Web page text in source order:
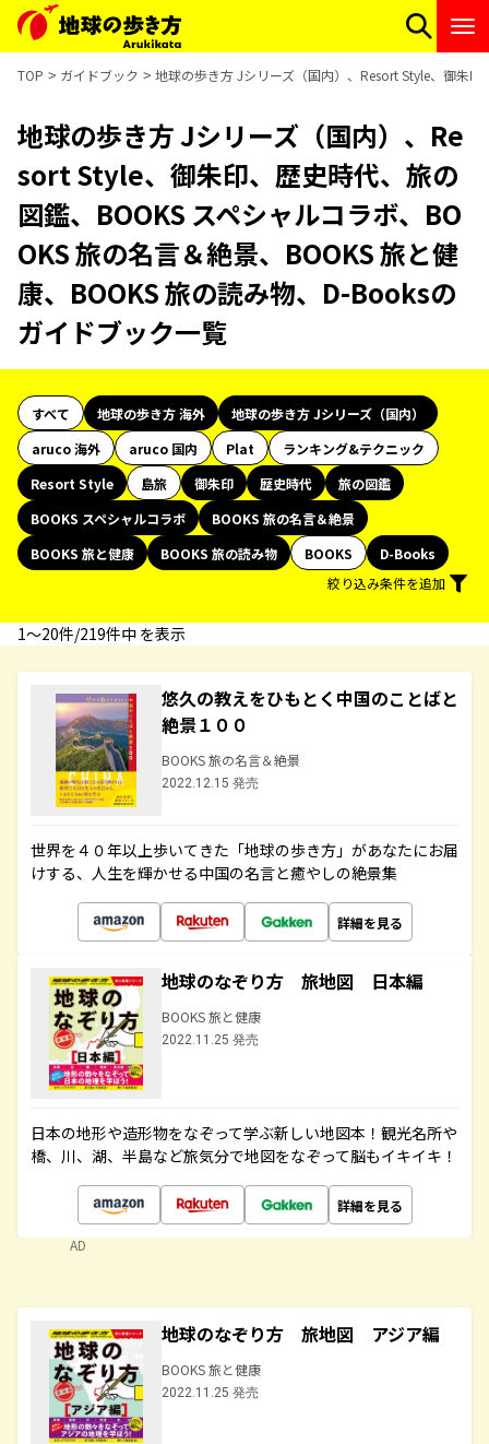
TOP ガイドブック 地球の歩き方 Jシリーズ（国内）、Resort Style、御朱
地球の歩き方 Jシリーズ（国内）、Re
sort Style、御朱印、歴史時代、旅の
図鑑、BOOKS スペシャルコラボ、BO
OKS 旅の名言＆絶景、BOOKS 旅と健
康、BOOKS 旅の読み物、D-Booksの
ガイドブック一覧
すべて 地球の歩き方 海外
地球の歩き方 Jシリーズ（国内）
aruco 海外
aruco 国内 Plat
ランキング&テクニック
Resort Style
島旅 御朱印 歴史時代
旅の図鑑
BOOKS スペシャルコラボ
BOOKS 旅の名言＆絶景
BOOKS 旅と健康
BOOKS 旅の読み物 BOOKS
D-Books
絞り込み条件を追加
1〜20件/219件中 を表示
悠久の教えをひもとく中国のことばと
絶景１００
BOOKS 旅の名言＆絶景
2022.12.15 発売
世界を４０年以上歩いてきた「地球の歩き方」があなたにお届
けする、人生を輝かせる中国の名言と癒やしの絶景集
詳細を見る
地球のなぞり方 旅地図 日本編
BOOKS 旅と健康
2022.11.25 発売
日本の地形や造形物をなぞって学ぶ新しい地図本！観光名所や
橋、川、湖、半島など旅気分で地図をなぞって脳もイキイキ！
詳細を見る
AD
地球のなぞり方 旅地図 アジア編
BOOKS 旅と健康
2022.11.25 発売